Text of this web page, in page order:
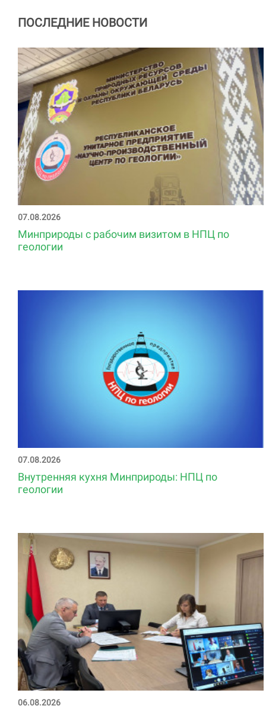
ПОСЛЕДНИЕ НОВОСТИ
07.08.2026
Минприроды с рабочим визитом в НПЦ по
геологии
07.08.2026
Внутренняя кухня Минприроды: НПЦ по
геологии
06.08.2026